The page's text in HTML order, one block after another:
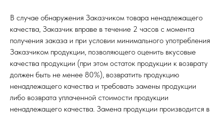
В случае обнаружения Заказчиком товара ненадлежащего
качества, Заказчик вправе в течение 2 часов с момента
получения заказа и при условии минимального употребления
Заказчиком продукции, позволяющего оценить вкусовые
качества продукции (при этом остаток продукции к возврату
должен быть не менее 80%), возвратить продукцию
ненадлежащего качества и требовать замены продукции
либо возврата уплаченной стоимости продукции
ненадлежащего качества. Замена продукции производится в